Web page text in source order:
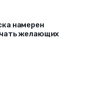
намерен
желающих